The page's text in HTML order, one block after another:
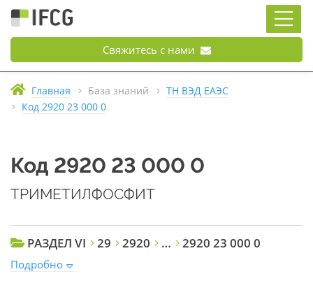
Свяжитесь с нами
Главная База знаний
ТН ВЭД ЕАЭС
Код 2920 23 000 0
Код 2920 23 000 0
ТРИМЕТИЛФОСФИТ
РАЗДЕЛ VI 29 2920 … 2920 23 000 0
Подробно